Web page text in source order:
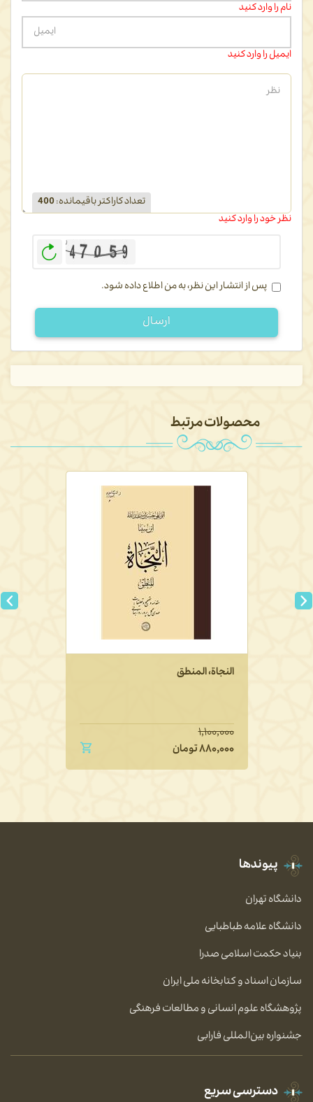
نام را وارد کنید
ایمیل را وارد کنید
تعداد کاراکتر باقیمانده:
400
نظر خود را وارد کنید
پس از انتشار این نظر، به من اطلاع داده شود.
ارسال
محصولات مرتبط
النجاة، المنطق
۱,۱۰۰,۰۰۰
۸۸۰,۰۰۰تومان
پیوندها
دانشگاه تهران
دانشگاه علامه طباطبایی
بنیاد حکمت اسلامی صدرا
سازمان اسناد و کتابخانه ملی ایران
پژوهشگاه علوم انسانی و مطالعات فرهنگی
جشنواره بین‌المللی فارابی
دسترسی سریع